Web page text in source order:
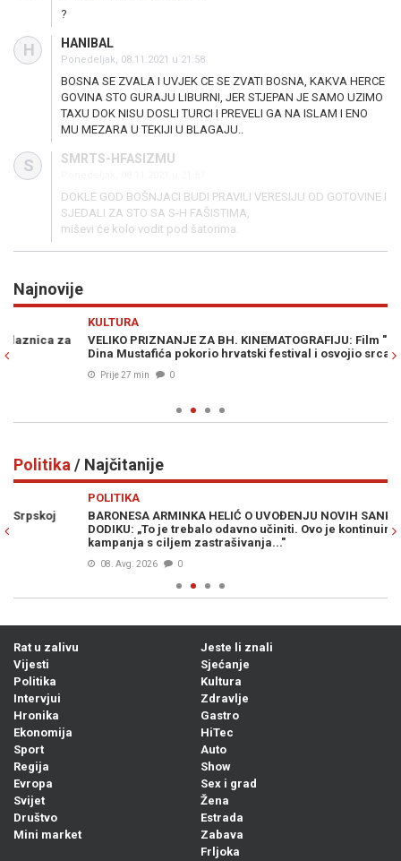
?
H HANIBAL
Ponedeljak, 08.11.2021 u 21:58
BOSNA SE ZVALA I UVJEK CE SE ZVATI BOSNA, KAKVA HERCE
GOVINA STO GURAJU LIBURNI, JER STJEPAN JE SAMO UZIMO
TAXU DOK NISU DOSLI TURCI I PREVELI GA NA ISLAM I ENO
MU MEZARA U TEKIJI U BLAGAJU..
S SMRTS-HFASIZMU
DOKLE GOD BOŠNJACI BUDI PRAVILI VERESIJU OD GOTOVINE I
SJEDALI ZA STO SA S-H FAŠISTIMA,
miševi će kolo vodit pod šatorima.
Najnovije
VELIKO PRIZNANJE ZA BH. KINEMATOGRAFIJU: Film "Paviljon"
Dina Mustafića pokorio hrvatski festival i osvojio srca publike!
Politika / Najčitanije
BARONESA ARMINKA HELIĆ O UVOĐENJU NOVIH SANKCIJA
DODIKU: „To je trebalo odavno učiniti. Ovo je kontinuirana
kampanja s ciljem zastrašivanja..."
0
Rat u zalivu
Vijesti
Politika
Intervjui
Hronika
Ekonomija
Sport
Regija
Evropa
Svijet
Društvo
Mini market
Jeste li znali
Sjećanje
Kultura
Zdravlje
Gastro
HiTec
Auto
Show
Sex i grad
Žena
Estrada
Zabava
Frljoka